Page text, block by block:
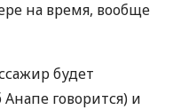
на время, вообще
будет
говорится) и